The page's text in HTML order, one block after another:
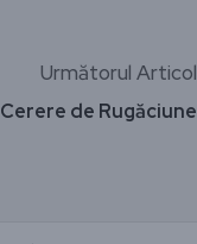
Următorul Articol
Cerere de Rugăciune